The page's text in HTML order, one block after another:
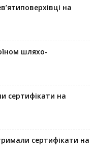
на
шляхо-
сертифікати на
сертифікати на